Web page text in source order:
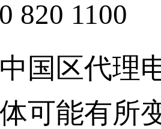
820 1100
国区代理
可能有所